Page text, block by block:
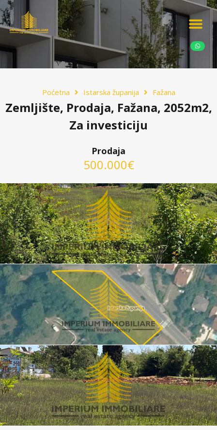
Poćetna Istarska županija Fažana
Zemljište, Prodaja, Fažana, 2052m2,
Za investiciju
Prodaja
500.000€